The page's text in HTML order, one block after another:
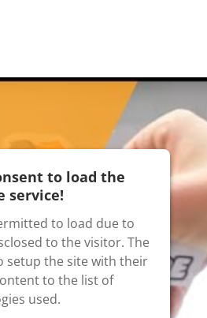
to load the
service!
to load due to
to the visitor. The
setup the site with their
to the list of
used.